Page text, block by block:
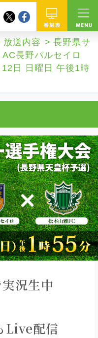
番組
twitterfacebook
放送内容
長野県サ
長野パルセイロ
日 日曜日 午後1時
況生中
Live配信